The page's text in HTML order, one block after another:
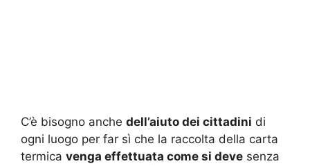
C’è bisogno anche dell’aiuto dei cittadini di
ogni luogo per far sì che la raccolta della carta
termica venga effettuata come si deve senza